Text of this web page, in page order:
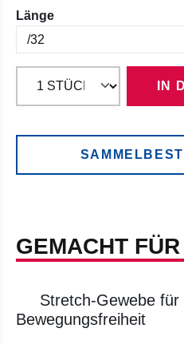
Längeauswählen
IN
GEMACHT
Stretch-Gewebe für
Bewegungsfreiheit